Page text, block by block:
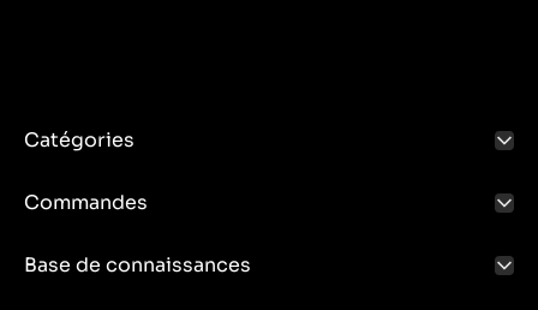
Catégories
Commandes
Base de connaissances